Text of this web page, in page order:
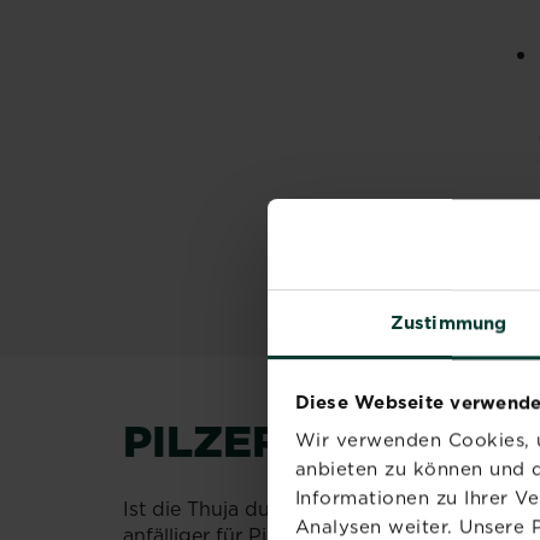
Zustimmung
Diese Webseite
Wir verwenden Cookies,
anbieten zu können und
Informationen zu Ihrer
Analysen weiter. Unsere
Ist die Thuja durch Wassermangel oder